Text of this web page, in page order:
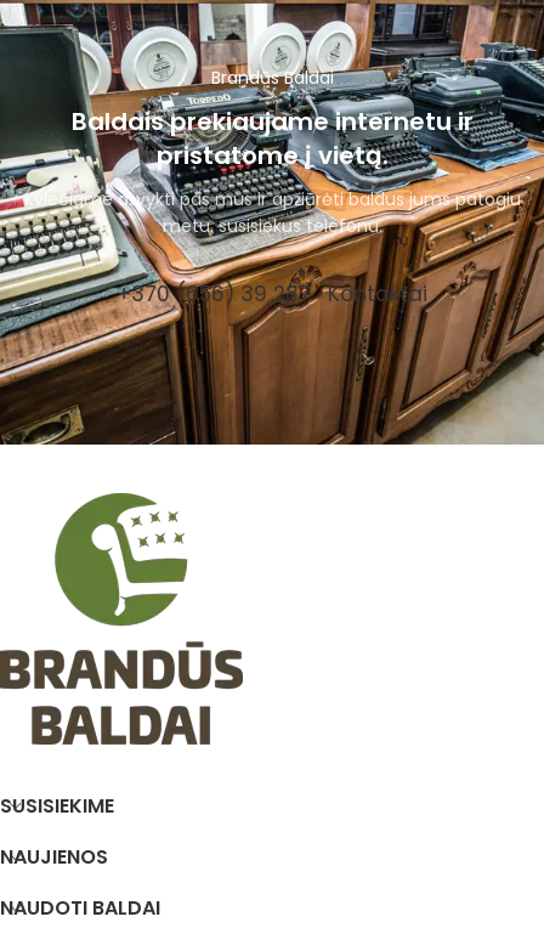
Brandūs Baldai
Baldais prekiaujame internetu ir
pristatome į vietą.
Kviečiame atvykti pas mus ir apžiūrėti baldus jums patogiu
metu, susisiekus telefonu.
+370 (656) 39 287 Kontaktai
SUSISIEKIME
NAUJIENOS
NAUDOTI BALDAI